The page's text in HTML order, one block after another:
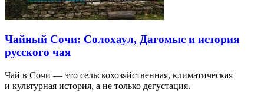
Чайный Сочи: Солохаул, Дагомыс и история
русского чая
Чай в Сочи — это сельскохозяйственная, климатическая
и культурная история, а не только дегустация.